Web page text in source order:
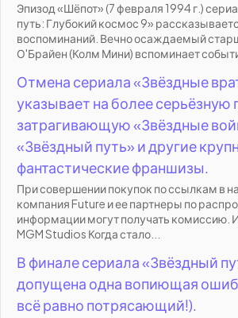
Эпизод «Шёпот» (7 февраля 1994 г.)
путь: Глубокий космос 9»
воспоминаний. Вечно осаждаемый
О'Брайен (Колм Мини) вспоминает
Отмена сериала «Звёздные
указывает на более серьёзную
затрагивающую «Звёздные
«Звёздный путь» и другие
фантастические франшизы.
При совершении покупок по ссылкам в
компания Future и ее партнеры по
информации могут получать комиссию.
MGM Studios Когда стало...
В финале сериала «Звёздный
допущена одна вопиющая
всё равно потрясающий!).